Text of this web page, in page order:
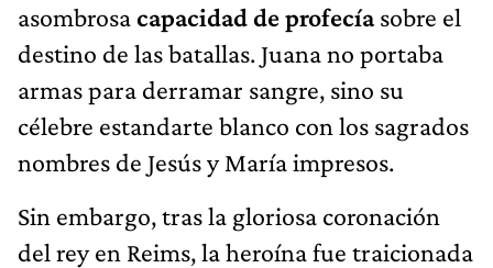
asombrosacapacidad de profecíasobre el
destino de las batallas. Juana no portaba
armas para derramar sangre, sino su
célebre estandarte blanco con los sagrados
nombres de Jesús y María impresos.
Sin embargo, tras la gloriosa coronación
del rey en Reims, la heroína fue traicionada